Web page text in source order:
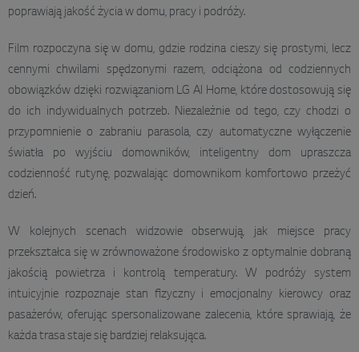
poprawiają jakość życia w domu, pracy i podróży.
Film rozpoczyna się w domu, gdzie rodzina cieszy się prostymi, lecz
cennymi chwilami spędzonymi razem, odciążona od codziennych
obowiązków dzięki rozwiązaniom LG AI Home, które dostosowują się
do ich indywidualnych potrzeb. Niezależnie od tego, czy chodzi o
przypomnienie o zabraniu parasola, czy automatyczne wyłączenie
światła po wyjściu domowników, inteligentny dom upraszcza
codzienność rutynę, pozwalając domownikom komfortowo przeżyć
dzień.
W kolejnych scenach widzowie obserwują, jak miejsce pracy
przekształca się w zrównoważone środowisko z optymalnie dobraną
jakością powietrza i kontrolą temperatury. W podróży system
intuicyjnie rozpoznaje stan fizyczny i emocjonalny kierowcy oraz
pasażerów, oferując spersonalizowane zalecenia, które sprawiają, że
każda trasa staje się bardziej relaksująca.